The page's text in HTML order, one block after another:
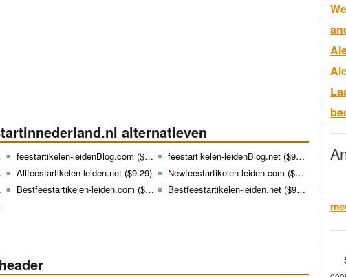
alternatieven
feestartikelen-leidenBlog.com ($8.99)
feestartikelen-leidenBlog.net ($9.29)
Allfeestartikelen-leiden.net ($9.29)
Newfeestartikelen-leiden.com ($8.99)
Bestfeestartikelen-leiden.com ($8.99)
Bestfeestartikelen-leiden.net ($9.29)